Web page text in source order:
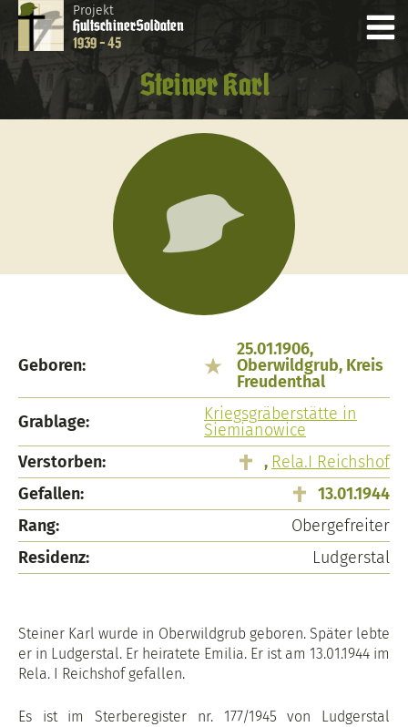
Projekt
HultschinerSoldaten
1939 - 45
Steiner Karl
Geboren:
25.01.1906,
Oberwildgrub, Kreis
Freudenthal
Grablage:
Kriegsgräberstätte in
Siemianowice
Verstorben:
, Rela.I Reichshof
Gefallen:
13.01.1944
Rang:
Obergefreiter
Residenz:
Ludgerstal
Steiner Karl wurde in Oberwildgrub geboren. Später lebte
er in Ludgerstal. Er heiratete Emilia. Er ist am 13.01.1944 im
Rela. I Reichshof gefallen.
Es ist im Sterberegister nr. 177/1945 von Ludgerstal